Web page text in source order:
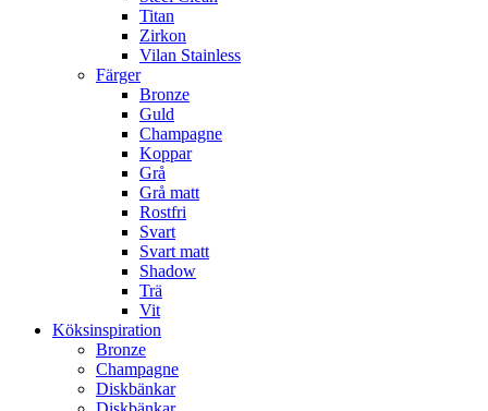
Titan
Zirkon
Vilan Stainless
Färger
Bronze
Guld
Champagne
Koppar
Grå
Grå matt
Rostfri
Svart
Svart matt
Shadow
Trä
Vit
Köksinspiration
Bronze
Champagne
Diskbänkar